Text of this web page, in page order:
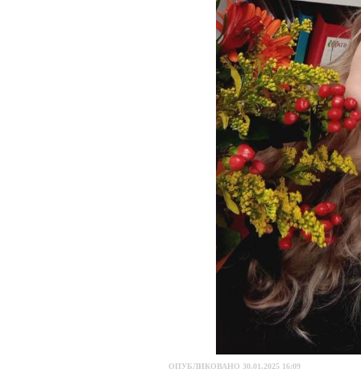
ОПУБЛИКОВАНО 30.01.2025 16:09